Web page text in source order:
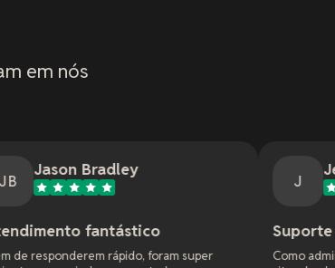
em nós
foram super
Suporte para Jogos
Como administrador de